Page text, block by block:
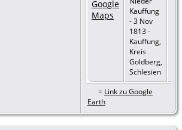
Kauffung
- 3 Nov
1813 -
Kauffung,
Kreis
Goldberg,
Schlesien
= Link zu Google
Earth